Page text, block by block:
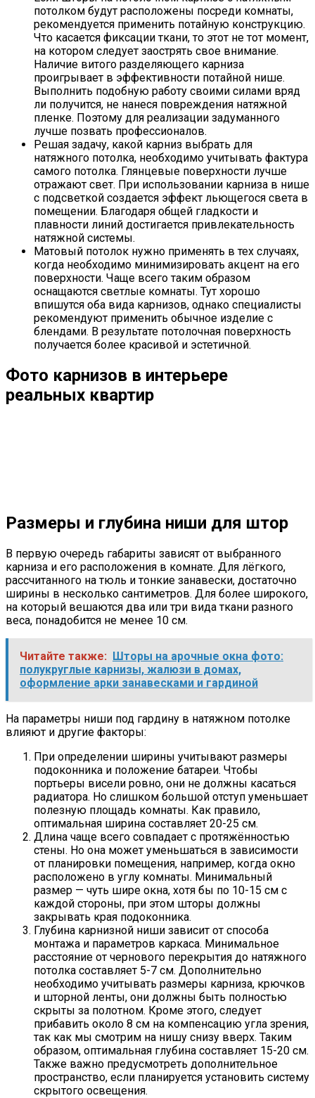
потолком будут расположены посреди комнаты,
рекомендуется применить потайную конструкцию.
Что касается фиксации ткани, то этот не тот момент,
на котором следует заострять свое внимание.
Наличие витого разделяющего карниза
проигрывает в эффективности потайной нише.
Выполнить подобную работу своими силами вряд
ли получится, не нанеся повреждения натяжной
пленке. Поэтому для реализации задуманного
лучше позвать профессионалов.
Решая задачу, какой карниз выбрать для
натяжного потолка, необходимо учитывать фактура
самого потолка. Глянцевые поверхности лучше
отражают свет. При использовании карниза в нише
с подсветкой создается эффект льющегося света в
помещении. Благодаря общей гладкости и
плавности линий достигается привлекательность
натяжной системы.
Матовый потолок нужно применять в тех случаях,
когда необходимо минимизировать акцент на его
поверхности. Чаще всего таким образом
оснащаются светлые комнаты. Тут хорошо
впишутся оба вида карнизов, однако специалисты
рекомендуют применить обычное изделие с
блендами. В результате потолочная поверхность
получается более красивой и эстетичной.
Фото карнизов в интерьере
реальных квартир
Размеры и глубина ниши для штор
В первую очередь габариты зависят от выбранного
карниза и его расположения в комнате. Для лёгкого,
рассчитанного на тюль и тонкие занавески, достаточно
ширины в несколько сантиметров. Для более широкого,
на который вешаются два или три вида ткани разного
веса, понадобится не менее 10 см.
Читайте также: Шторы на арочные окна фото:
полукруглые карнизы, жалюзи в домах,
оформление арки занавесками и гардиной
На параметры ниши под гардину в натяжном потолке
влияют и другие факторы:
При определении ширины учитывают размеры
подоконника и положение батареи. Чтобы
портьеры висели ровно, они не должны касаться
радиатора. Но слишком большой отступ уменьшает
полезную площадь комнаты. Как правило,
оптимальная ширина составляет 20-25 см.
Длина чаще всего совпадает с протяжённостью
стены. Но она может уменьшаться в зависимости
от планировки помещения, например, когда окно
расположено в углу комнаты. Минимальный
размер — чуть шире окна, хотя бы по 10-15 см с
каждой стороны, при этом шторы должны
закрывать края подоконника.
Глубина карнизной ниши зависит от способа
монтажа и параметров каркаса. Минимальное
расстояние от чернового перекрытия до натяжного
потолка составляет 5-7 см. Дополнительно
необходимо учитывать размеры карниза, крючков
и шторной ленты, они должны быть полностью
скрыты за полотном. Кроме этого, следует
прибавить около 8 см на компенсацию угла зрения,
так как мы смотрим на нишу снизу вверх. Таким
образом, оптимальная глубина составляет 15-20 см.
Также важно предусмотреть дополнительное
пространство, если планируется установить систему
скрытого освещения.